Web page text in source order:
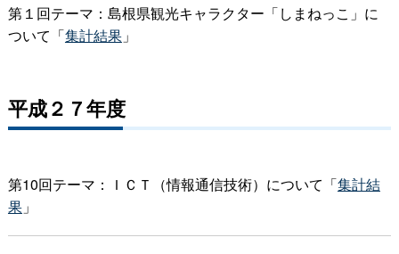
第１回テーマ：島根県観光キャラクター「しまねっこ」に
ついて「集計結果」
平成２７年度
第10回テーマ：ＩＣＴ（情報通信技術）について「集計結
果」